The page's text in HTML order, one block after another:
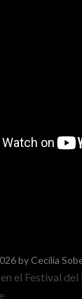
by Cecilia
el Festival